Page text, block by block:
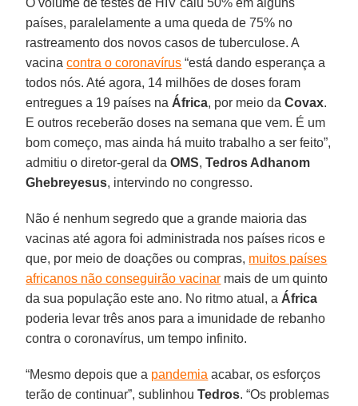
países, paralelamente a uma queda de 75% no
rastreamento dos novos casos de tuberculose. A
vacinacontra o coronavírus “está dando esperança a
todos nós. Até agora, 14 milhões de doses foram
entregues a 19 países na África, por meio daCovax.
E outros receberão doses na semana que vem. É um
bom começo, mas ainda há muito trabalho a ser feito”,
admitiu o diretor-geral daOMS,Tedros Adhanom
Ghebreyesus, intervindo no congresso.
Não é nenhum segredo que a grande maioria das
vacinas até agora foi administrada nos países ricos e
que, por meio de doações ou compras, muitos países
africanos não conseguirão vacinar mais de um quinto
da sua população este ano. No ritmo atual, a África
poderia levar três anos para a imunidade de rebanho
contra o coronavírus, um tempo infinito.
“Mesmo depois que a pandemia acabar, os esforços
terão de continuar”, sublinhouTedros. “Os problemas